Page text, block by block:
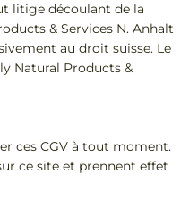
litige découlant de la
& Services N. Anhalt
au droit suisse. Le
Natural Products &
ces CGV à tout moment.
ce site et prennent effet